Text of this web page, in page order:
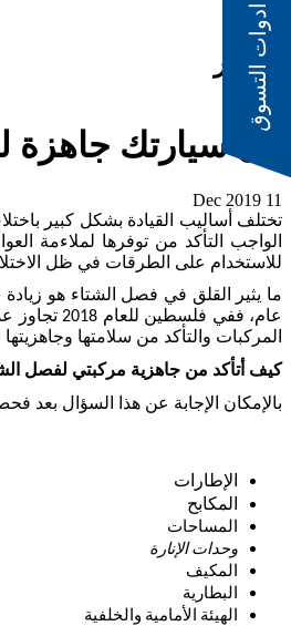
الأخبار
هل سيارتك جاهزة
11 Dec 2019
تختلف أساليب القيادة بشكل كبير
الواجب التأكد من توفرها لملاءمة
للاستخدام على الطرقات في ظل
ما يثير القلق في فصل الشتاء هو
المركبات والتأكد من سلامتها
كيف أتأكد من جاهزية مركبتي لفصل
بالإمكان الإجابة عن هذا السؤال بعد
الإطارات
المكابح
المساحات
وحدات الإنارة
المكيف
البطارية
الهيئة الأمامية والخلفية
ادوات التسوق